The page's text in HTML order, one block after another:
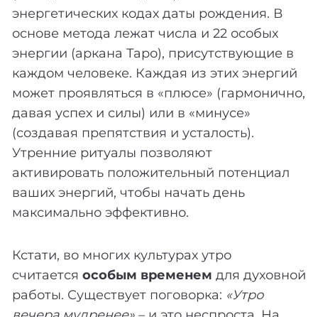
энергетических кодах даты рождения. В
основе метода лежат числа и 22 особых
энергии (аркана Таро), присутствующие в
каждом человеке. Каждая из этих энергий
может проявляться в «плюсе» (гармонично,
давая успех и силы) или в «минусе»
(создавая препятствия и усталость).
Утренние ритуалы позволяют
активировать положительный потенциал
ваших энергий, чтобы начать день
максимально эффективно.
Кстати, во многих культурах утро
считается особым временем для духовной
работы. Существует поговорка: «Утро